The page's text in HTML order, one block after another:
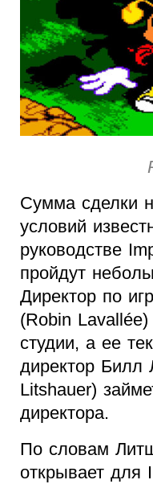
Сумма сделки
условий
руководстве
пройдут
Директор по
(Robin Lavallée)
студии, а ее
директор Билл
Litshauer)
директора.
По словам
открывает для